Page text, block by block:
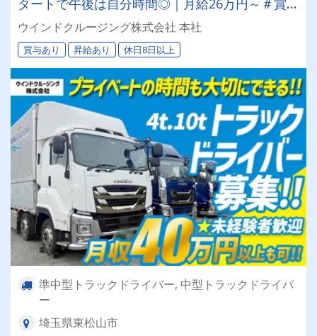
タートで午後は自分時間◎｜月給26万円～＃賞与
年2回＃週休2日制＃資格取得支援制度あり＼身体
の負担軽減をしたい方必見！／
ウインドクルージング株式会社 本社
賞与あり 昇給あり 休日8日以上
準中型トラックドライバー, 中型トラックドライバ
ー
埼玉県東松山市